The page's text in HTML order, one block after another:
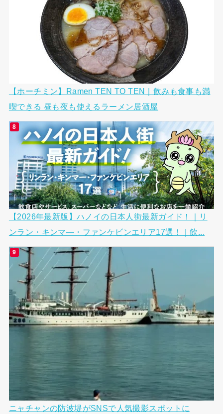
【ホーチミン】Ramen TEN TO TEN｜飲みも食事も満
喫できる 昼も夜も使えるラーメン居酒屋
【2026年最新版】ハノイの日本人街最新ガイド！｜リ
ンラン・キンマ―・ファンケビンエリア17選！｜飲...
ニャチャンの防波堤がSNSで人気撮影スポットに